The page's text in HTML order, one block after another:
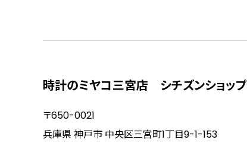
時計のミヤコ三宮店 シチズンショップ
〒650-0021
兵庫県 神戸市 中央区三宮町1丁目9-1-153